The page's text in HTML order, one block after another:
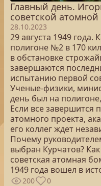
Главный день.
советской
28.10.2023
29 августа 1949 года.
полигоне №2 в 170
в обстановке
завершаются
испытанию первой
Ученые-физики,
день был на
Если все завершится
атомного проекта,
его коллег ждет
Почему
выбран Курчатов?
советская атомная
1949 года вошел в
200 0